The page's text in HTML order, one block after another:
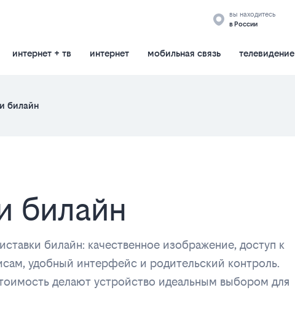
вы находитесь
в России
интернет + тв интернет мобильная связь телевидение
билайн
билайн
билайн: качественное изображение, доступ к
удобный интерфейс и родительский контроль.
делают устройство идеальным выбором для